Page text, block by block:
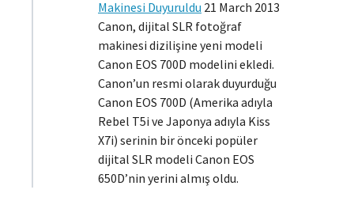
Makinesi Duyuruldu 21 March 2013
Canon, dijital SLR fotoğraf
makinesi dizilişine yeni modeli
Canon EOS 700D modelini ekledi.
Canon’un resmi olarak duyurduğu
Canon EOS 700D (Amerika adıyla
Rebel T5i ve Japonya adıyla Kiss
X7i) serinin bir önceki popüler
dijital SLR modeli Canon EOS
650D’nin yerini almış oldu.